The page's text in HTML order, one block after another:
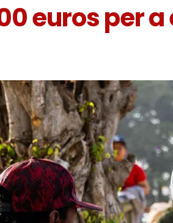
euros per